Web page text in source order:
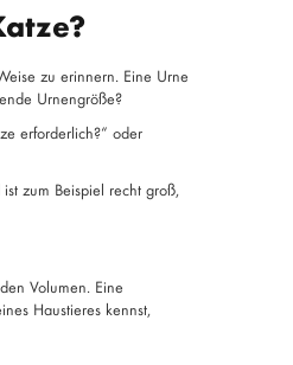
zu erinnern. Eine Urne
Urnengröße?
erforderlich?“ oder
zum Beispiel recht groß,
Volumen. Eine
Haustieres kennst,